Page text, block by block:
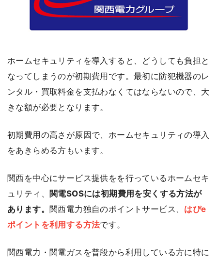
ホームセキュリティを導入すると、どうしても負担と
なってしまうのが初期費用です。最初に防犯機器のレ
ンタル・買取料金を支払わなくてはならないので、大
きな額が必要となります。
初期費用の高さが原因で、ホームセキュリティの導入
をあきらめる方もいます。
関西を中心にサービス提供をを行っているホームセキ
ュリティ、 関電SOSには初期費用を安くする方法が
あります。 関西電力独自のポイントサービス、 はぴe
ポイントを利用する方法です。
関西電力・関電ガスを普段から利用している方に特に